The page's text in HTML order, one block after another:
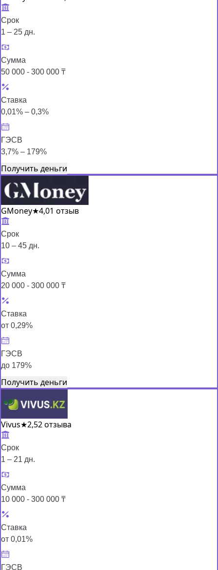
Срок
1 – 25 дн.
Сумма
50 000 - 300 000 ₸
Ставка
0,01% – 0,3%
ГЭСВ
3,7% – 179%
Получить деньги
GMoney★4,01 отзыв
Срок
10 – 45 дн.
Сумма
20 000 - 300 000 ₸
Ставка
от 0,29%
ГЭСВ
до 179%
Получить деньги
Vivus★2,52 отзыва
Срок
1 – 21 дн.
Сумма
10 000 - 300 000 ₸
Ставка
от 0,01%
ГЭСВ